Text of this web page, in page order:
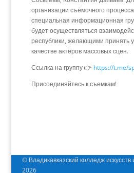
организации съёмочного процесса
специальная информационная
будет осуществляться
республики, желающими принять
качестве актёров массовых сцен.
Ссылка на группу 👉 https://t.me/
Присоединяйтесь к съемкам!
© Владикавказский колледж
2026